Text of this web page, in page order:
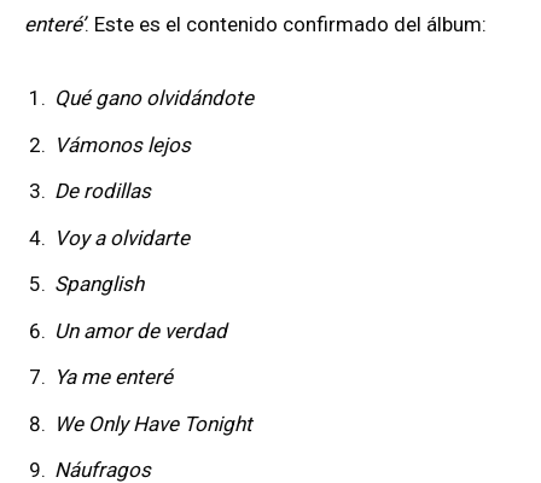
enteré’. Este es el contenido confirmado del álbum:
Qué gano olvidándote
Vámonos lejos
De rodillas
Voy a olvidarte
Spanglish
Un amor de verdad
Ya me enteré
We Only Have Tonight
Náufragos